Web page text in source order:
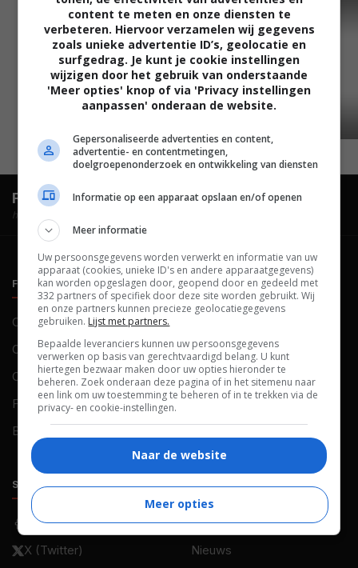
TRAILER
FilmTotaal.Hét online filmoverzicht.
hosted by
FILMTOTAAL
Contact
Over ons
Colofon
FAQ
Blog
BELEID
Voorwaarden
Cookies
Cookievoorkeuren
SOCIALS
Facebook
X (Twitter)
ONTDEKKEN
Recensies
Nieuws
content te meten en onze diensten te
verbeteren. Hiervoor verzamelen wij gegevens
zoals unieke advertentie ID’s, geolocatie en
surfgedrag. Je kunt je cookie instellingen
wijzigen door het gebruik van onderstaande
'Meer opties' knop of via 'Privacy instellingen
aanpassen' onderaan de website.
Gepersonaliseerde advertenties en content,
advertentie- en contentmetingen,
doelgroepenonderzoek en ontwikkeling van diensten
Informatie op een apparaat opslaan en/of openen
Meer informatie
Uw persoonsgegevens worden verwerkt en informatie van uw
apparaat (cookies, unieke ID's en andere apparaatgegevens)
kan worden opgeslagen door, geopend door en gedeeld met
332 partners of specifiek door deze site worden gebruikt. Wij
en onze partners kunnen precieze geolocatiegegevens
gebruiken. Lijst met partners.
Bepaalde leveranciers kunnen uw persoonsgegevens
verwerken op basis van gerechtvaardigd belang. U kunt
hiertegen bezwaar maken door uw opties hieronder te
beheren. Zoek onderaan deze pagina of in het sitemenu naar
een link om uw toestemming te beheren of in te trekken via de
privacy- en cookie-instellingen.
Naar de website
Meer opties